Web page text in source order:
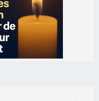
Gaspari retire
13 septembre
à Cruculi le